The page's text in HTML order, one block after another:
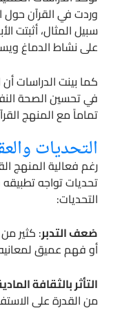
وردت في القرآن
سبيل المثال، أثبتت
على نشاط الدماغ
كما بينت الدراسات أن
في تحسين الصحة
تماماً مع المنهج
التحديات
رغم فعالية المنهج
تحديات تواجه
التحديات:
ضعف التدبر: كثير
أو فهم عميق
التأثر بالثقافة
من القدرة على